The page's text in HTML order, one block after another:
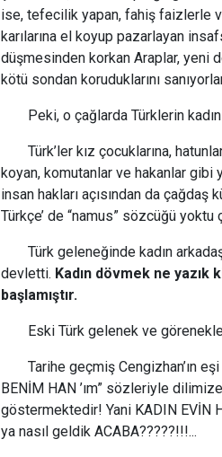
ise, tefecilik yapan, fahiş faizlerle
karılarına el koyup pazarlayan
düşmesinden korkan Araplar, yeni
kötü sondan koruduklarını
Peki, o çağlarda Türklerin
Türk’ler kız çocuklarına,
koyan, komutanlar ve hakanlar
insan hakları açısından da
Türkçe’ de “namus” sözcüğü
Türk geleneğinde kadın
devletti. Kadın dövmek ne
başlamıştır.
Eski Türk gelenek ve
Tarihe geçmiş Cengizhan’ın
BENİM HAN ’ım” sözleriyle
göstermektedir! Yani KADIN EVİN
ya nasıl geldik ACABA?????!!!...